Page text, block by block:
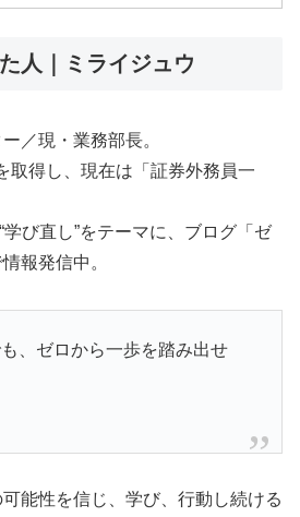
人｜ミライジュウ
／現・業務部長。
取得し、現在は「証券外務員一
学び直し”をテーマに、ブログ「ゼ
報発信中。
も、ゼロから一歩を踏み出せ
能性を信じ、学び、行動し続ける